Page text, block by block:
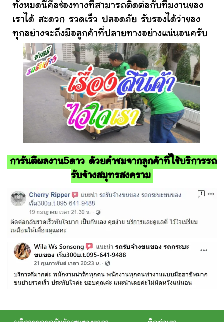
ทั้งหมดนี้คือช่องทางที่สามารถติดต่อกับทีมงานของ
เราได้ สะดวก รวดเร็ว ปลอดภัย รับรองได้ว่าของ
ทุกอย่างจะถึงมือลูกค้าที่ปลายทางอย่างแน่นอนครับ
การันตีผลงาน5ดาว ด้วยคำชมจากลูกค้าที่ใช้บริการรถ
รับจ้างสมุทรสงคราม